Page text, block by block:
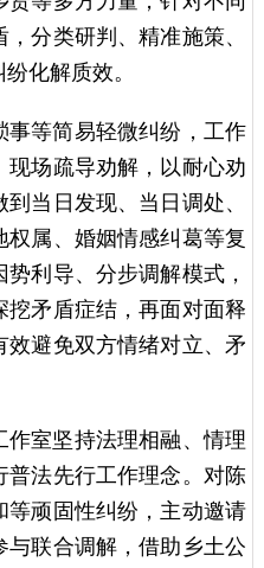
分类研判、精准施策、
化解质效。
事等简易轻微纠纷，工作
场疏导劝解，以耐心劝
当日发现、当日调处、
属、婚姻情感纠葛等复
利导、分步调解模式，
挖矛盾症结，再面对面释
避免双方情绪对立、矛
室坚持法理相融、情理
普法先行工作理念。对陈
等顽固性纠纷，主动邀请
联合调解，借助乡土公